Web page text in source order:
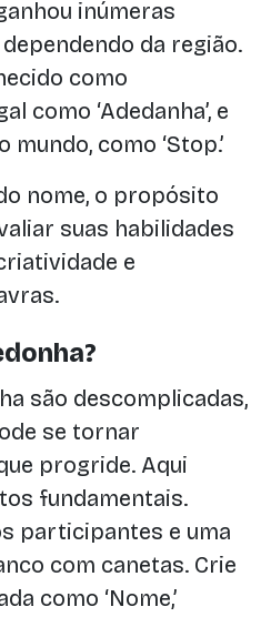
inúmeras
da região.
como
como ‘Adedanha’, e
como ‘Stop.’
nome, o propósito
suas habilidades
e
são descomplicadas,
se tornar
progride. Aqui
fundamentais.
participantes e uma
com canetas. Crie
como ‘Nome,’